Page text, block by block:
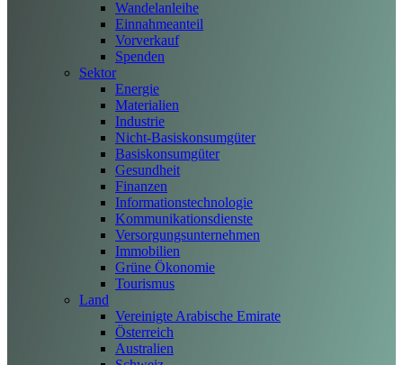
Wandelanleihe
Einnahmeanteil
Vorverkauf
Spenden
Sektor
Energie
Materialien
Industrie
Nicht-Basiskonsumgüter
Basiskonsumgüter
Gesundheit
Finanzen
Informationstechnologie
Kommunikationsdienste
Versorgungsunternehmen
Immobilien
Grüne Ökonomie
Tourismus
Land
Vereinigte Arabische Emirate
Österreich
Australien